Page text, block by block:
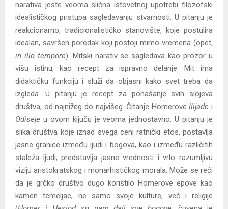
narativa jeste veoma slična istovetnoj upotrebi filozofski
idealističkog pristupa sagledavanju stvarnosti. U pitanju je
reakcionarno, tradicionalističko stanovište, koje postulira
idealan, savršen poredak koji postoji mimo vremena (opet,
in illo tempore). Mitski narativ se sagledava kao prozor u
višu istinu, kao recept za ispravno delanje. Mit ima
didaktičku funkciju i služi da objasni kako svet treba da
izgleda. U pitanju je recept za ponašanje svih slojeva
društva, od najnižeg do najvišeg. Čitanje HomeroveIlijade i
Odiseje u ovom ključu je veoma jednostavno. U pitanju je
slika društva koje iznad svega ceni ratnički etos, postavlja
jasne granice između ljudi i bogova, kao i između različitih
staleža ljudi; predstavlja jasne vrednosti i vrlo razumljivu
viziju aristokratskog i monarhističkog morala. Može se reći
da je grčko društvo dugo koristilo Homerove epove kao
kamen temeljac, ne samo svoje kulture, već i religije